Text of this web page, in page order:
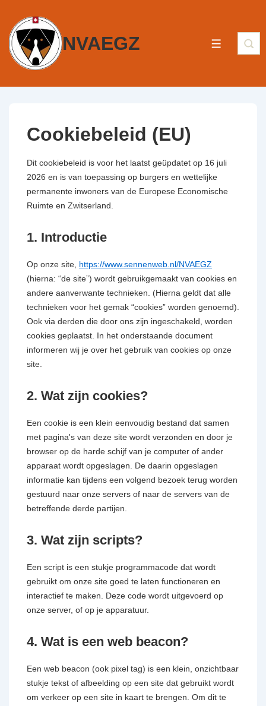
NVAEGZ
Cookiebeleid (EU)
Dit cookiebeleid is voor het laatst geüpdatet op 16 juli
2026 en is van toepassing op burgers en wettelijke
permanente inwoners van de Europese Economische
Ruimte en Zwitserland.
1. Introductie
Op onze site, https://www.sennenweb.nl/NVAEGZ
(hierna: “de site”) wordt gebruikgemaakt van cookies en
andere aanverwante technieken. (Hierna geldt dat alle
technieken voor het gemak “cookies” worden genoemd).
Ook via derden die door ons zijn ingeschakeld, worden
cookies geplaatst. In het onderstaande document
informeren wij je over het gebruik van cookies op onze
site.
2. Wat zijn cookies?
Een cookie is een klein eenvoudig bestand dat samen
met pagina's van deze site wordt verzonden en door je
browser op de harde schijf van je computer of ander
apparaat wordt opgeslagen. De daarin opgeslagen
informatie kan tijdens een volgend bezoek terug worden
gestuurd naar onze servers of naar de servers van de
betreffende derde partijen.
3. Wat zijn scripts?
Een script is een stukje programmacode dat wordt
gebruikt om onze site goed te laten functioneren en
interactief te maken. Deze code wordt uitgevoerd op
onze server, of op je apparatuur.
4. Wat is een web beacon?
Een web beacon (ook pixel tag) is een klein, onzichtbaar
stukje tekst of afbeelding op een site dat gebruikt wordt
om verkeer op een site in kaart te brengen. Om dit te